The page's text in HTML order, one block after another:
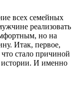
всех семейных
реализовать
но на
Итак, первое,
стало причиной
истории. И именно